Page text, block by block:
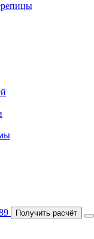
Получить расчёт